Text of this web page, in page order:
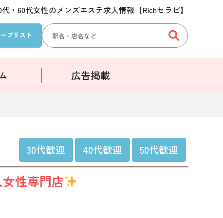
・60代女性のメンズエステ求人情報【Richセラピ】
プリスト
検
索:
広告掲載
30代歓迎 40代歓迎 50代歓迎
性専門店